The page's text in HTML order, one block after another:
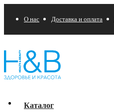
О нас Доставка и оплата
Каталог